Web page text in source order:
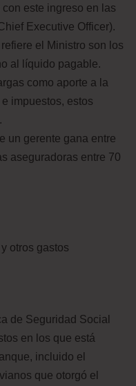
este ingreso en las
Executive Officer).
el Ministro son los
al líquido pagable.
como aporte a la
impuestos, estos
un gerente gana entre
aseguradoras entre 70
otros gastos
de Seguridad Social
en los que está
incluido el
que otorgó el